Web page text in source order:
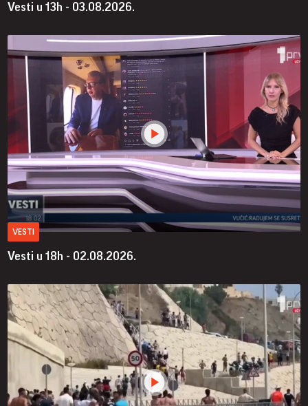
Vesti u 13h - 03.08.2026.
VESTI
Vesti u 18h - 02.08.2026.